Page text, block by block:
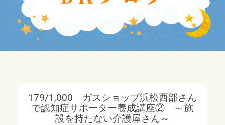
179/1,000 ガスショップ浜松西部さん
で認知症サポーター養成講座② ～施
設を持たない介護屋さん～